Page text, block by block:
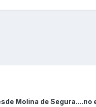
Molina de